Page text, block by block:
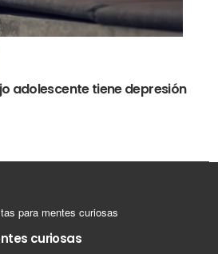
adolescente tiene depresión
curiosas